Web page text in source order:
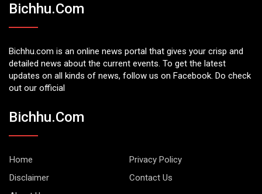
Bichhu.com
Bichhu.com is an online news portal that gives your crisp and
detailed news about the current events. To get the latest
updates on all kinds of news, follow us on Facebook. Do check
out our official
Bichhu.com
Home
Privacy Policy
Disclaimer
Contact Us